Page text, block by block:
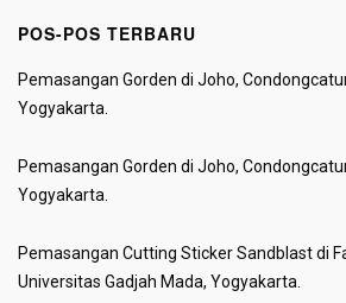
POS-POS TERBARU
Pemasangan Gorden di Joho,
Yogyakarta.
Pemasangan Gorden di Joho,
Yogyakarta.
Pemasangan Cutting Sticker Sandblast di
Universitas Gadjah Mada, Yogyakarta.